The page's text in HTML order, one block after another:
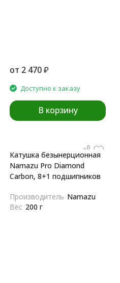
от 2 470₽
Доступно к заказу
В корзину
Катушка безынерционная
Namazu Pro Diamond
Carbon, 8+1 подшипников
Производитель Namazu
Вес 200 г